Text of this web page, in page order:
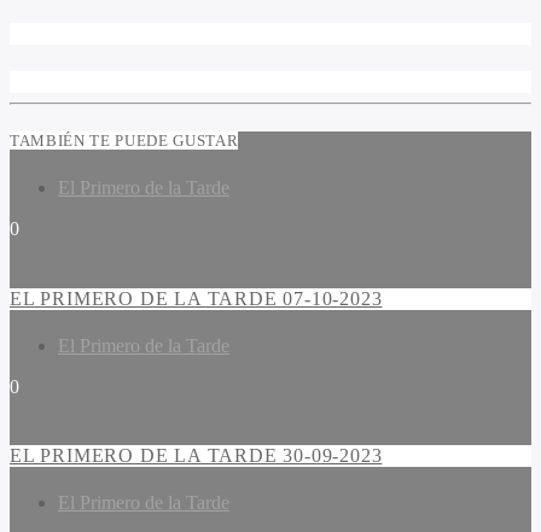
TAMBIÉN TE PUEDE GUSTAR
El Primero de la Tarde
0
EL PRIMERO DE LA TARDE 07-10-2023
El Primero de la Tarde
0
EL PRIMERO DE LA TARDE 30-09-2023
El Primero de la Tarde